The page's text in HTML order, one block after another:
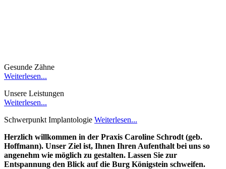
Gesunde Zähne
Weiterlesen...
Unsere Leistungen
Weiterlesen...
Schwerpunkt Implantologie Weiterlesen...
Herzlich willkommen in der Praxis Caroline Schrodt (geb.
Hoffmann). Unser Ziel ist, Ihnen Ihren Aufenthalt bei uns so
angenehm wie möglich zu gestalten. Lassen Sie zur
Entspannung den Blick auf die Burg Königstein schweifen.